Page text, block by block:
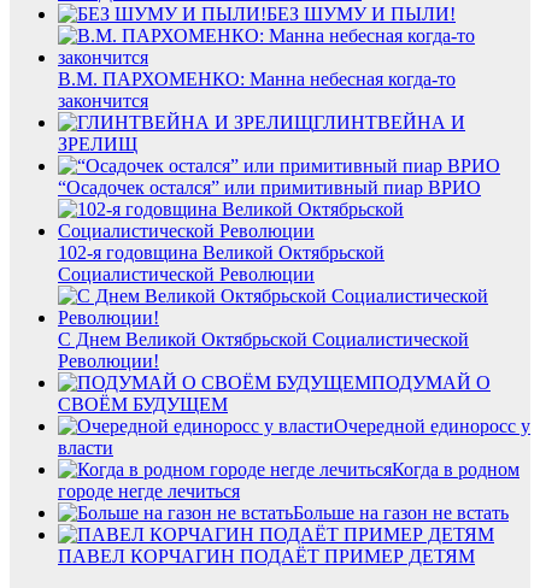
БЕЗ ШУМУ И ПЫЛИ!
В.М. ПАРХОМЕНКО: Манна небесная когда-то
закончится
ГЛИНТВЕЙНА И
ЗРЕЛИЩ
“Осадочек остался” или примитивный пиар ВРИО
102-я годовщина Великой Октябрьской
Социалистической Революции
С Днем Великой Октябрьской Социалистической
Революции!
ПОДУМАЙ О
СВОЁМ БУДУЩЕМ
Очередной единоросс у
власти
Когда в родном
городе негде лечиться
Больше на газон не встать
ПАВЕЛ КОРЧАГИН ПОДАЁТ ПРИМЕР ДЕТЯМ